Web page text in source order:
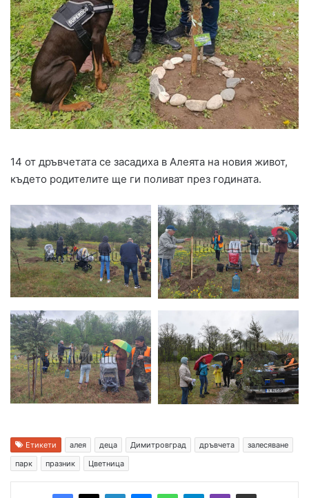
14 от дръвчетата се засадиха в Алеята на новия живот,
където родителите ще ги поливат през годината.
Етикети алея деца Димитровград дръвчета
залесяване
парк
празник Цветница